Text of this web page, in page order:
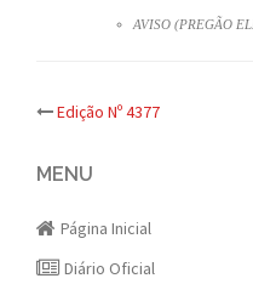
AVISO (PREGÃO
Post
Edição Nº 4377
MENU
Página Inicial
Diário Oficial